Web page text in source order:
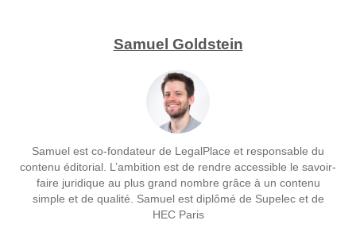
Samuel Goldstein
Samuel est co-fondateur de LegalPlace et responsable du
contenu éditorial. L’ambition est de rendre accessible le savoir-
faire juridique au plus grand nombre grâce à un contenu
simple et de qualité. Samuel est diplômé de Supelec et de
HEC Paris